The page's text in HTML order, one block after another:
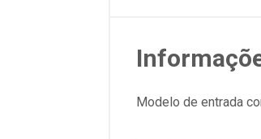
Modelo de entrada